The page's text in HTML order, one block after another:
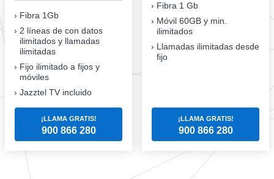
Fibra 1Gb
2 líneas de con datos
ilimitados y llamadas
ilimitadas
Fijo ilimitado a fijos y
móviles
Jazztel TV incluido
¡LLAMA GRATIS!
900 866 280
Fibra 1 Gb
Móvil 60GB y min.
ilimitados
Llamadas ilimitadas desde
fijo
¡LLAMA GRATIS!
900 866 280